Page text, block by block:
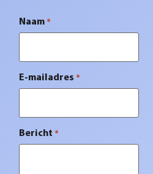
Naam *
E-mailadres *
Bericht *